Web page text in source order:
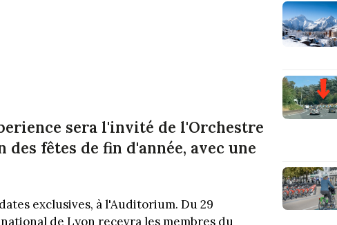
sera l'invité de l'Orchestre
fêtes de fin d'année, avec une
exclusives, à l'Auditorium. Du 29
de Lyon recevra les membres du